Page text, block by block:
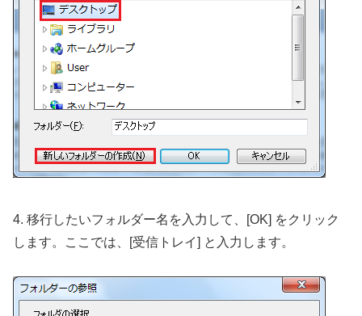
4. 移行したいフォルダー名を入力して、[OK] をクリック
します。ここでは、[受信トレイ] と入力します。